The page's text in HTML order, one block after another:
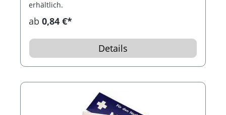
erhältlich.
ab 0,84 €*
Details